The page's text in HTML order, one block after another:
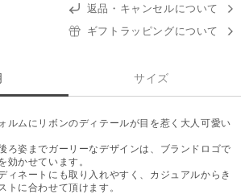
返品・キャンセルについて
ギフトラッピングについて
サイズ
ルムにリボンのディテールが目を惹く大人可愛い
ろ姿までガーリーなデザインは、ブランドロゴで
効かせています。
ィネートにも取り入れやすく、カジュアルからき
トに合わせて頂けます。